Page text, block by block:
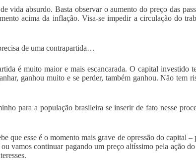
vida absurdo. Basta observar o aumento do preço das
acima da inflação. Visa-se impedir a circulação do
de uma contrapartida…
é muito maior e mais escancarada. O capital investido
ganhou muito e se perder, também ganhou. Não tem
para a população brasileira se inserir de fato nesse
que esse é o momento mais grave de opressão do capital
vamos continuar pagando um preço altíssimo pela ação